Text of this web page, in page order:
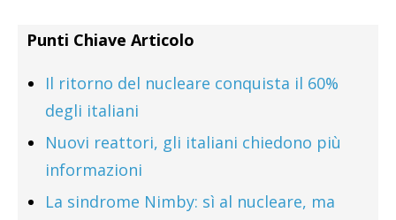
Punti Chiave Articolo
Il ritorno del nucleare conquista il 60%
degli italiani
Nuovi reattori, gli italiani chiedono più
informazioni
La sindrome Nimby: sì al nucleare, ma